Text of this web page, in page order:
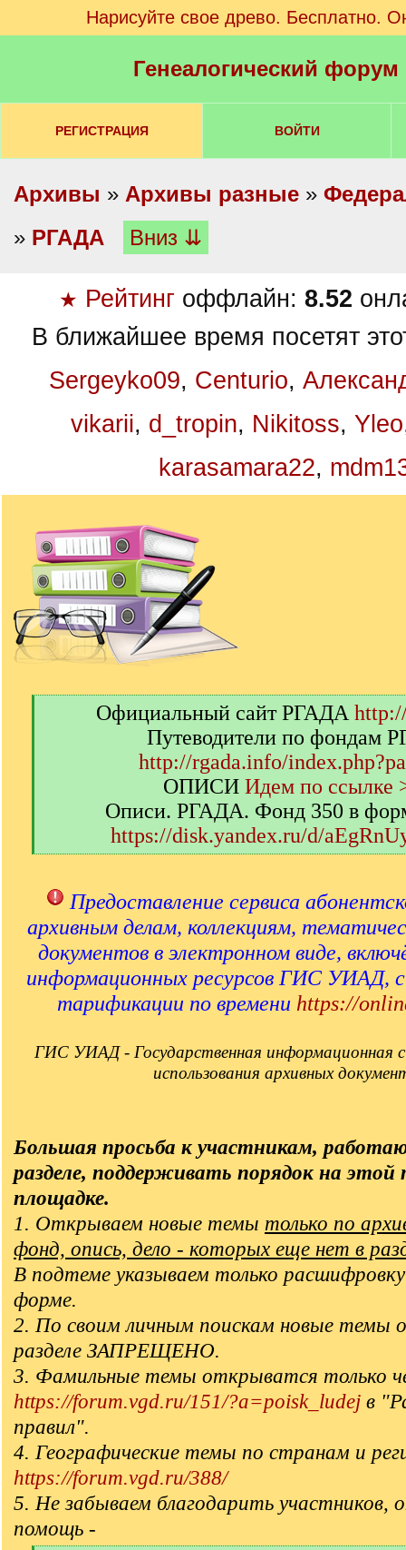
Нарисуйте свое древо. Бесплатно.
Генеалогический
РЕГИСТРАЦИЯ ВОЙТИ
Архивы » Архивы разные »
» РГАДА Вниз ⇊
★ Рейтинг оффлайн: 8.52
В ближайшее время посетят
Sergeyko09, Centurio,
vikarii, d_tropin, Nikitoss, Yleo
karasamara22,
Официальный сайт РГАДА
Путеводители по фондам
http://rgada.info/
ОПИСИ Идем по ссылке
Описи. РГАДА. Фонд 350 в
https://disk.yandex.ru/d/
[
Предоставление сервиса
архивным делам, коллекциям,
документов в электронном виде,
информационных ресурсов ГИС УИАД,
тарификации по времени https://
ГИС УИАД - Государственная информационная
использования архивных
Большая просьба к участникам,
разделе, поддерживать порядок на этой
площадке.
1. Открываем новые темы только по
фонд, опись, дело - которых еще нет в
В подтеме указываем только
форме.
2. По своим личным поискам новые темы
разделе ЗАПРЕЩЕНО.
3. Фамильные темы открыватся только
https://forum.vgd.ru/151/?a=poisk_ludej в
правил".
4. Географические темы по странам и
https://forum.vgd.ru/388/
5. Не забываем благодарить участников,
помощь -